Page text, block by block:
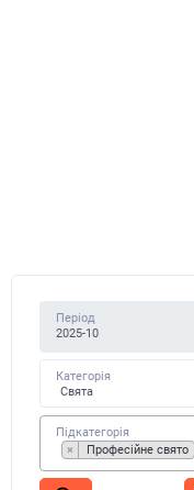
Період
Категорія
Підкатегорія
× Професійне свято